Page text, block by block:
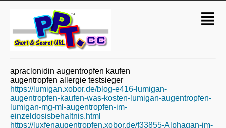
apraclonidin augentropfen kaufen
augentropfen allergie testsieger
https://lumigan.xobor.de/blog-e416-lumigan-
augentropfen-kaufen-was-kosten-lumigan-augentropfen-
lumigan-mg-ml-augentropfen-im-
einzeldosisbehaltnis.html
https://luxfenaugentropfen.xobor.de/f33855-Alphagan-im-